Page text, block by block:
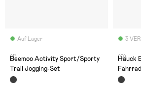
Auf Lager
(1)
Beemoo Activity Sport/Sporty
Trail Jogging-Set
3
(0)
Hauck